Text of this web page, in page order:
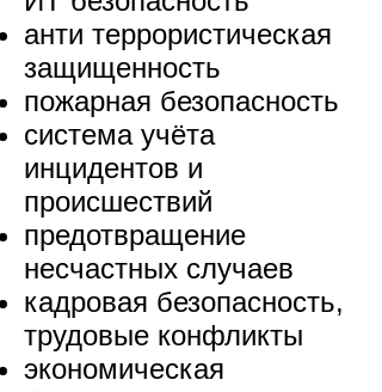
анти террористическая
защищенность
пожарная безопасность
система учёта
инцидентов и
происшествий
предотвращение
несчастных случаев
кадровая безопасность,
трудовые конфликты
экономическая